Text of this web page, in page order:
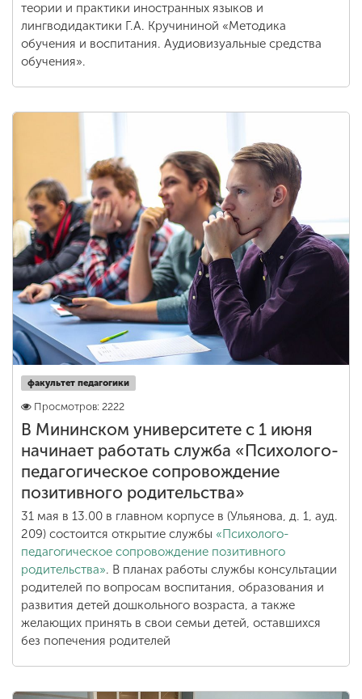
ENG SPN CHI
+7 (831) 262-26-20
теории и практики иностранных языков и
лингводидактики Г.А. Кручининой «Методика
обучения и воспитания. Аудиовизуальные средства
обучения».
факультет педагогики
Просмотров: 2222
В Мининском университете с 1 июня
начинает работать служба «Психолого-
педагогическое сопровождение
позитивного родительства»
31 мая в 13.00 в главном корпусе в (Ульянова, д. 1, ауд.
209) состоится открытие службы «Психолого-
педагогическое сопровождение позитивного
родительства». В планах работы службы консультации
родителей по вопросам воспитания, образования и
развития детей дошкольного возраста, а также
желающих принять в свои семьи детей, оставшихся
без попечения родителей